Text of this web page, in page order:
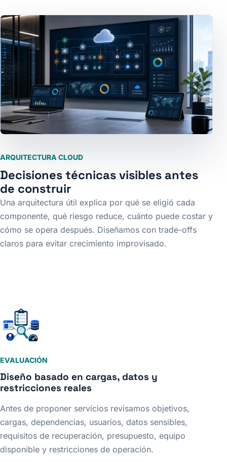
ARQUITECTURA CLOUD
Decisiones técnicas visibles antes
de construir
Una arquitectura útil explica por qué se eligió cada
componente, qué riesgo reduce, cuánto puede costar y
cómo se opera después. Diseñamos con trade-offs
claros para evitar crecimiento improvisado.
EVALUACIÓN
Diseño basado en cargas, datos y
restricciones reales
Antes de proponer servicios revisamos objetivos,
cargas, dependencias, usuarios, datos sensibles,
requisitos de recuperación, presupuesto, equipo
disponible y restricciones de operación.